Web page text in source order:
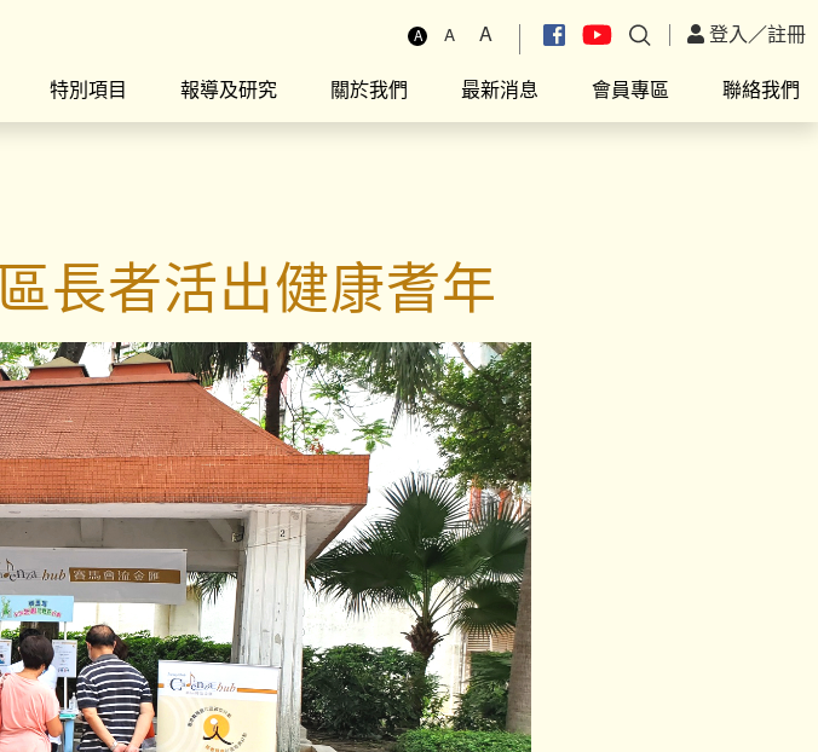
A A A 登入／註冊
特別項目 報導及研究 關於我們 最新消息 會員專區 聯絡我們
長者活出健康耆年